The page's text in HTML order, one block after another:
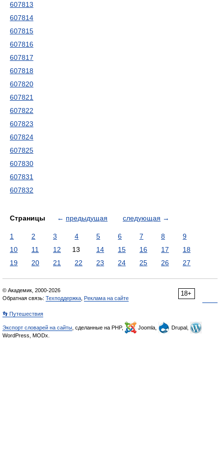
607813
607814
607815
607816
607817
607818
607820
607821
607822
607823
607824
607825
607830
607831
607832
Страницы ← предыдущая следующая →
1 2 3 4 5 6 7 8
9
10
11 12 13 14 15 16 17
18
19
20 21 22 23 24 25 26 27
18+
© Академик, 2000-2026
Обратная связь: Техподдержка Реклама на сайте
👣 Путешествия
Экспорт словарей на сайты , сделанные на PHP, Joomla,
Drupal,
WordPress, MODx.